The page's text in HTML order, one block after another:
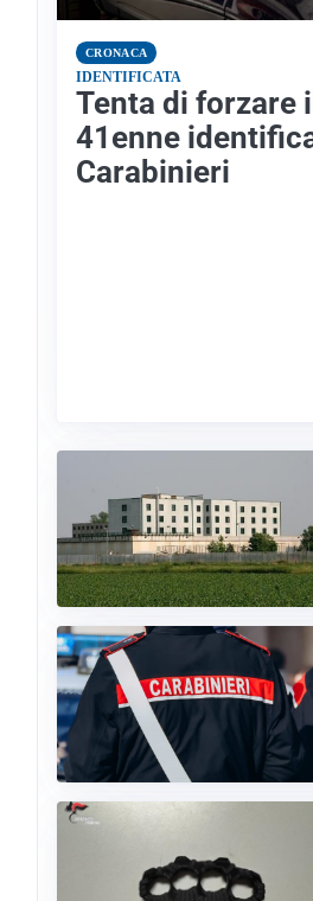
CRONACA
IDENTIFICATA
Tenta di forzare
41enne
Carabinieri